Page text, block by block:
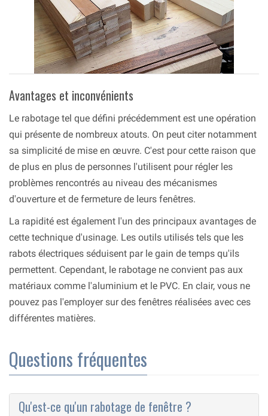
Avantages et inconvénients
Le rabotage tel que défini précédemment est une opération
qui présente de nombreux atouts. On peut citer notamment
sa simplicité de mise en œuvre. C'est pour cette raison que
de plus en plus de personnes l'utilisent pour régler les
problèmes rencontrés au niveau des mécanismes
d'ouverture et de fermeture de leurs fenêtres.
La rapidité est également l'un des principaux avantages de
cette technique d'usinage. Les outils utilisés tels que les
rabots électriques séduisent par le gain de temps qu'ils
permettent. Cependant, le rabotage ne convient pas aux
matériaux comme l'aluminium et le PVC. En clair, vous ne
pouvez pas l'employer sur des fenêtres réalisées avec ces
différentes matières.
Questions fréquentes
Qu'est-ce qu'un rabotage de fenêtre ?